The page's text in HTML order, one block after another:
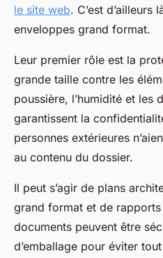
le site web. C’est d’ailleurs
enveloppes grand format.
Leur premier rôle est la
grande taille contre les
poussière, l’humidité et les
garantissent la
personnes extérieures
au contenu du dossier.
Il peut s’agir de plans
grand format et de
documents peuvent être
d’emballage pour éviter